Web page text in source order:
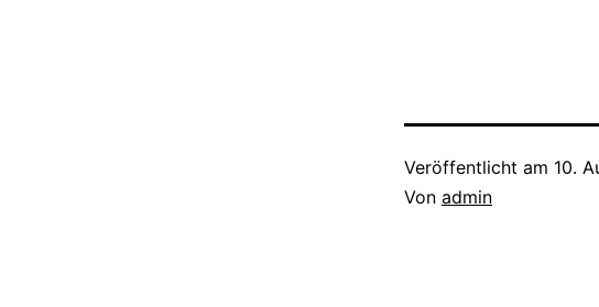
Veröffentlicht am 10.
Von admin